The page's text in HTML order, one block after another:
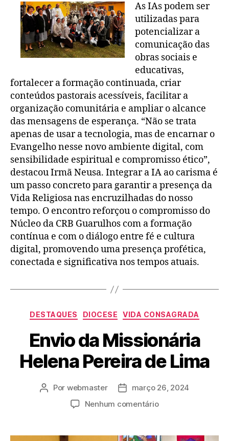
As IAs podem ser
utilizadas para
potencializar a
comunicação das
obras sociais e
educativas,
fortalecer a formação continuada, criar
conteúdos pastorais acessíveis, facilitar a
organização comunitária e ampliar o alcance
das mensagens de esperança. “Não se trata
apenas de usar a tecnologia, mas de encarnar o
Evangelho nesse novo ambiente digital, com
sensibilidade espiritual e compromisso ético”,
destacou Irmã Neusa. Integrar a IA ao carisma é
um passo concreto para garantir a presença da
Vida Religiosa nas encruzilhadas do nosso
tempo. O encontro reforçou o compromisso do
Núcleo da CRB Guarulhos com a formação
contínua e com o diálogo entre fé e cultura
digital, promovendo uma presença profética,
conectada e significativa nos tempos atuais.
DESTAQUES DIOCESE VIDA CONSAGRADA
Envio da Missionária
Helena Pereira de Lima
Por webmaster
março 26, 2024
Nenhum comentário